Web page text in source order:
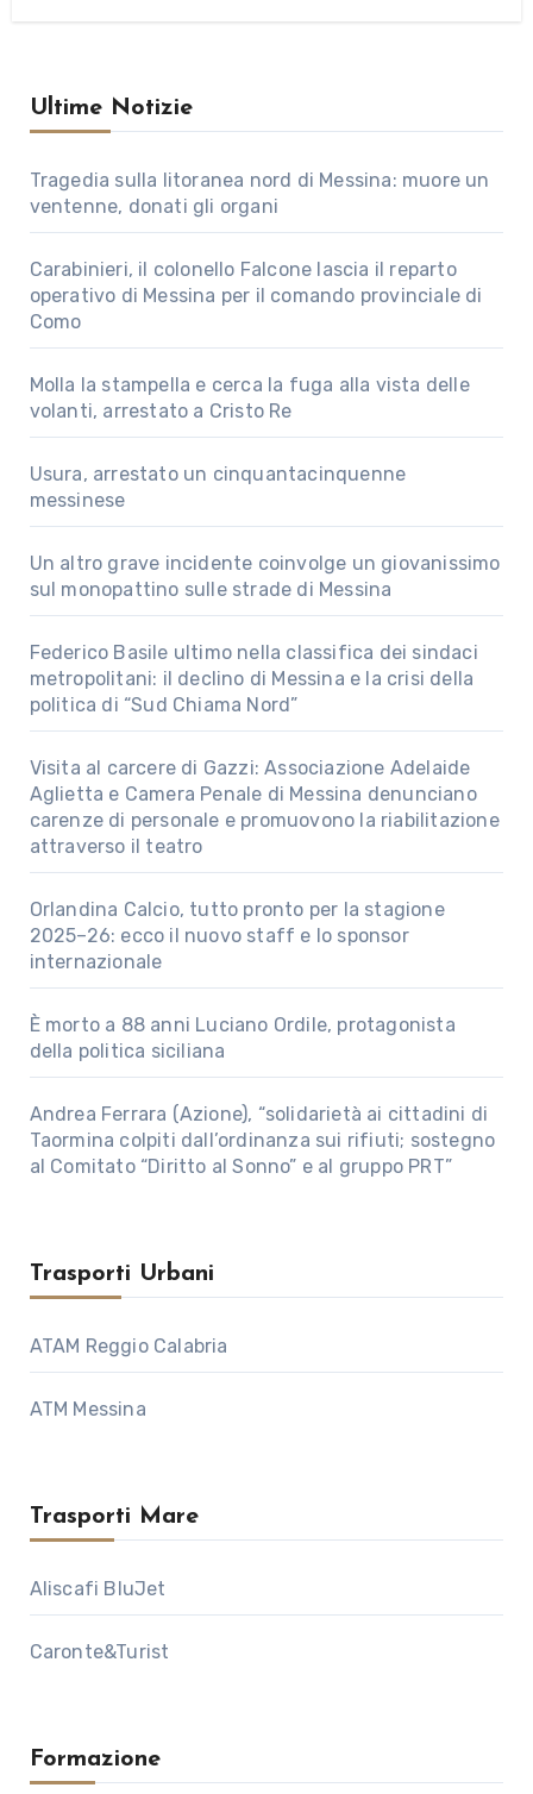
Ultime Notizie
Tragedia sulla litoranea nord di Messina: muore un
ventenne, donati gli organi
Carabinieri, il colonello Falcone lascia il reparto
operativo di Messina per il comando provinciale di
Como
Molla la stampella e cerca la fuga alla vista delle
volanti, arrestato a Cristo Re
Usura, arrestato un cinquantacinquenne
messinese
Un altro grave incidente coinvolge un giovanissimo
sul monopattino sulle strade di Messina
Federico Basile ultimo nella classifica dei sindaci
metropolitani: il declino di Messina e la crisi della
politica di “Sud Chiama Nord”
Visita al carcere di Gazzi: Associazione Adelaide
Aglietta e Camera Penale di Messina denunciano
carenze di personale e promuovono la riabilitazione
attraverso il teatro
Orlandina Calcio, tutto pronto per la stagione
2025–26: ecco il nuovo staff e lo sponsor
internazionale
È morto a 88 anni Luciano Ordile, protagonista
della politica siciliana
Andrea Ferrara (Azione), “solidarietà ai cittadini di
Taormina colpiti dall’ordinanza sui rifiuti; sostegno
al Comitato “Diritto al Sonno” e al gruppo PRT”
Trasporti Urbani
ATAM Reggio Calabria
ATM Messina
Trasporti Mare
Aliscafi BluJet
Caronte&Turist
Formazione